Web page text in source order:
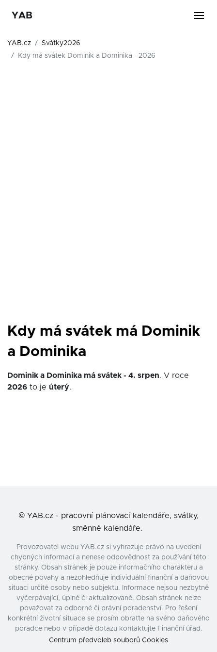
YAB
YAB.cz
Svátky2026
Kdy má svátek Dominik a Dominika - 2026
Kdy má svátek má Dominik
a Dominika
Dominik a Dominika má svátek - 4. srpen. V roce
2026 to je úterý.
© YAB.cz - pracovní plánovací kalendáře, svátky,
směnné kalendáře.
Provozovatel webu YAB.cz si vyhrazuje právo na uvedení
chybných informací a nenese odpovědnost za používání této
stránky. Obsah stránek je pouze informačního charakteru a
obecné povahy a nezohledňuje individuální finanční a daňovou
situaci určité osoby nebo subjektu. Informace nejsou nezbytně
vyčerpávající, úplné či aktualizované. Obsah stránek nelze
považovat za odborné či právní poradenství. Pro řešení
konkrétní životní situace se prosím obraťte na svého daňového
poradce nebo v případě dotazu kontaktujte Finanční úřad.
Centrum předvoleb souborů Cookies